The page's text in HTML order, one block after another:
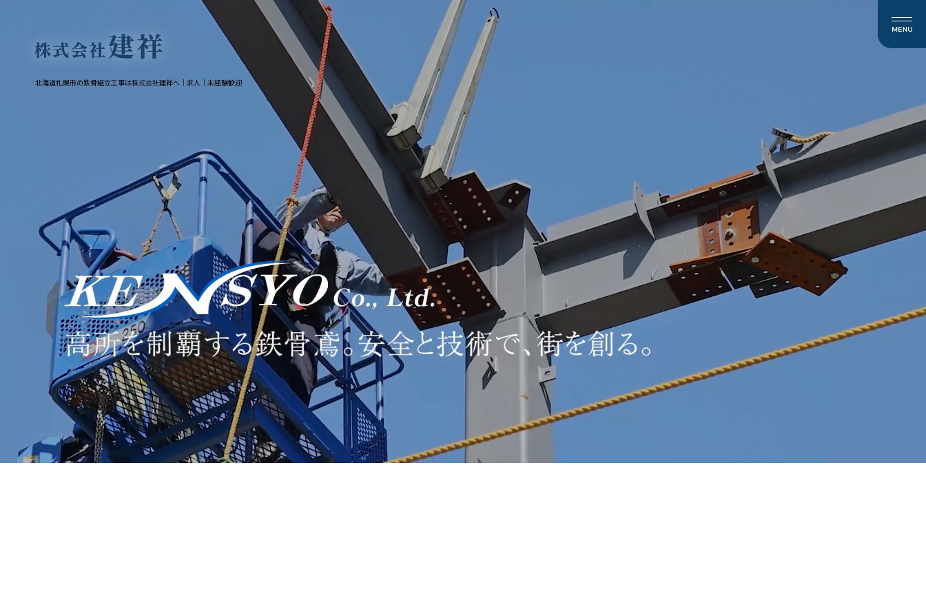
北海道札幌市の鉄骨組立工事は株式会社建祥へ│求人│未経験歓迎